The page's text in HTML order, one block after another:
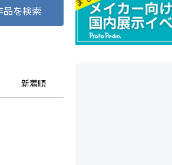
品を検索
新着順